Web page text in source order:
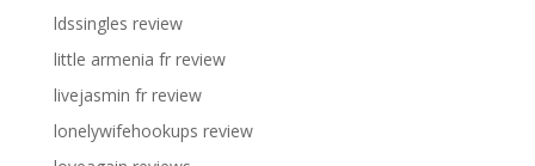
ldssingles review
little armenia fr review
livejasmin fr review
lonelywifehookups review